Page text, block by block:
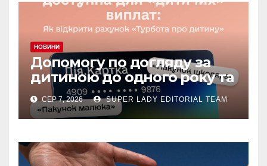
НОВИНИ
Допомогу по догляду за
дитиною до одного року та
«єЯсла» можна отримувати
на спеціальний рахунок
«Турбота про дитину» у
СЕР 7, 2026 SUPER LADY EDITORIAL TEAM